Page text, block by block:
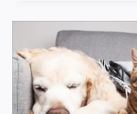
LJUBIMCE
ČESTO
SMIRENIJE?